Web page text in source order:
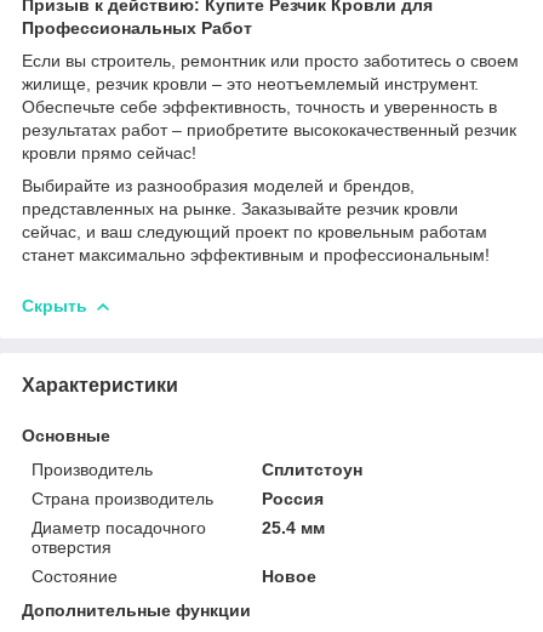
Призыв к действию: Купите Резчик Кровли для
Профессиональных Работ
Если вы строитель, ремонтник или просто заботитесь о своем
жилище, резчик кровли – это неотъемлемый инструмент.
Обеспечьте себе эффективность, точность и уверенность в
результатах работ – приобретите высококачественный резчик
кровли прямо сейчас!
Выбирайте из разнообразия моделей и брендов,
представленных на рынке. Заказывайте резчик кровли
сейчас, и ваш следующий проект по кровельным работам
станет максимально эффективным и профессиональным!
Скрыть
Характеристики
Основные
Производитель
Сплитстоун
Страна производитель
Россия
Диаметр посадочного
отверстия
25.4 мм
Состояние
Новое
Дополнительные функции